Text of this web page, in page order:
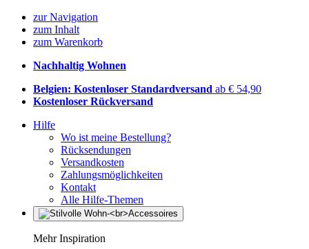
zur Navigation
zum Inhalt
zum Warenkorb
Nachhaltig Wohnen
Belgien: Kostenloser Standardversand ab € 54,90
Kostenloser Rückversand
Hilfe
Wo ist meine Bestellung?
Rücksendungen
Versandkosten
Zahlungsmöglichkeiten
Kontakt
Alle Hilfe-Themen
Mehr Inspiration